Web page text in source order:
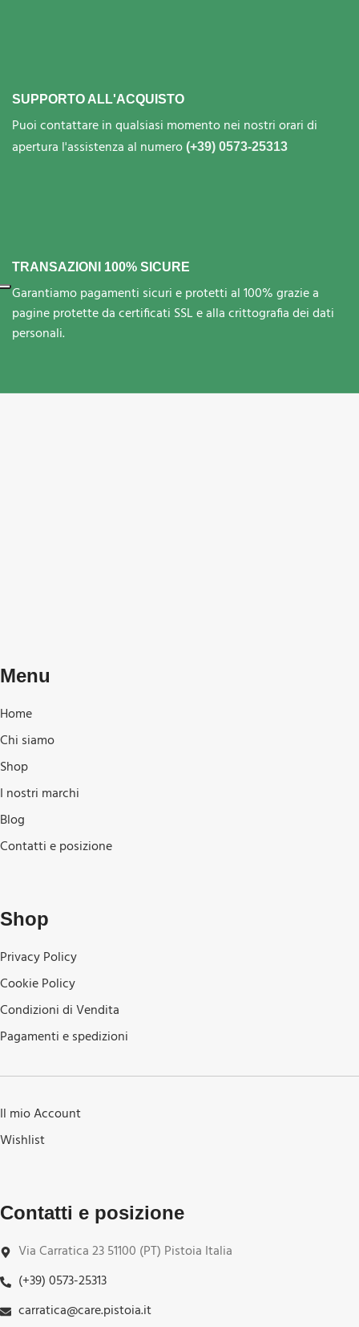
SUPPORTO ALL'ACQUISTO
Puoi contattare in qualsiasi momento nei nostri orari di
apertura l'assistenza al numero (+39) 0573-25313
TRANSAZIONI 100% SICURE
Garantiamo pagamenti sicuri e protetti al 100% grazie a
pagine protette da certificati SSL e alla crittografia dei dati
personali.
Menu
Home
Chi siamo
Shop
I nostri marchi
Blog
Contatti e posizione
Shop
Privacy Policy
Cookie Policy
Condizioni di Vendita
Pagamenti e spedizioni
Il mio Account
Wishlist
Contatti e posizione
Via Carratica 23 51100 (PT) Pistoia Italia
(+39) 0573-25313
carratica@care.pistoia.it